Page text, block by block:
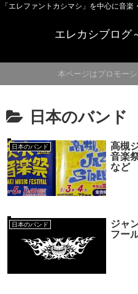
「エレファントカシマシ」を中心に音
エレカシブログ
本ページはプロモー
日本のバンド
日本のバンド
高槻
音楽
など
日本のバンド
ジャ
フー